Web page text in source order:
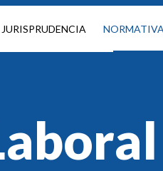
JURISPRUDENCIA